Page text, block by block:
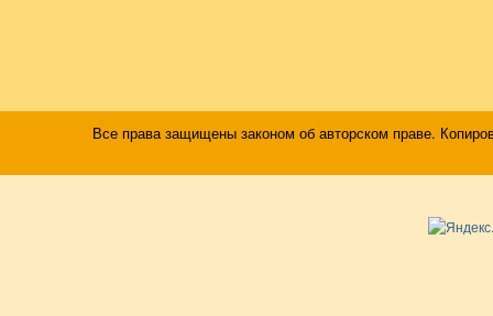
Все права защищены законом об авторском праве.